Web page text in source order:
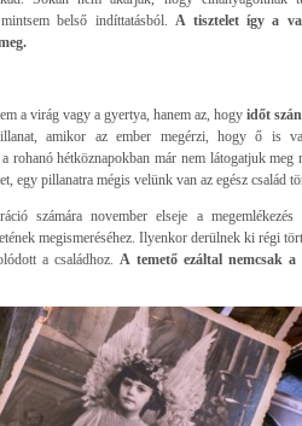
belső indíttatásból. A tisztelet így a
a virág vagy a gyertya, hanem az, hogy időt
amikor az ember megérzi, hogy ő is
rohanó hétköznapokban már nem látogatjuk
egy pillanatra mégis velünk van az egész család
számára november elseje a
megismeréséhez. Ilyenkor derülnek ki régi
a családhoz. A temető ezáltal nemcsak a